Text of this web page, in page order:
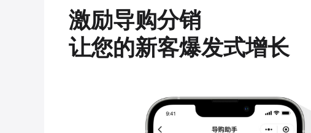
激励导购分销
让您的新客爆发式增长